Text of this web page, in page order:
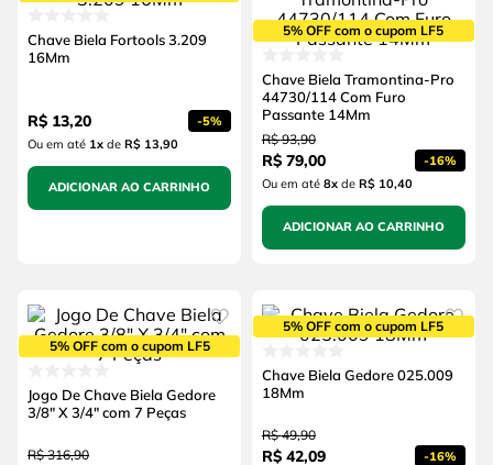
Chave Biela Fortools 3.209
16Mm
R$ 13,20 -5%
Ou em até 1xde R$ 13,90
ADICIONAR AO CARRINHO
5% OFF com o cupom LF5
Chave Biela Tramontina-Pro
44730/114 Com Furo
Passante 14Mm
R$ 93,90
R$ 79,00 -16%
Ou em até 8xde R$ 10,40
ADICIONAR AO CARRINHO
5% OFF com o cupom LF5
Jogo De Chave Biela Gedore
3/8" X 3/4" com 7 Peças
R$ 316,90
5% OFF com o cupom LF5
Chave Biela Gedore 025.009
18Mm
R$ 49,90
R$ 42,09 -16%